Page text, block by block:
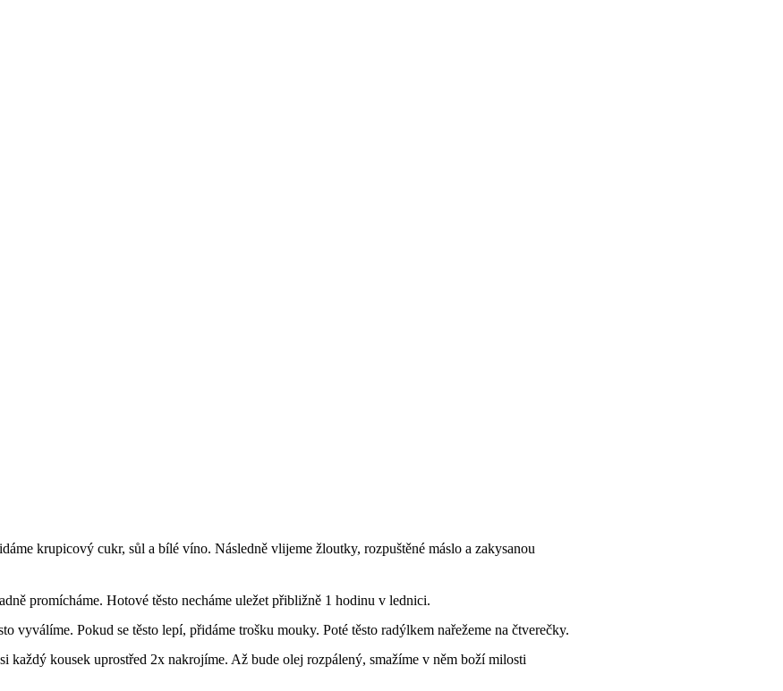
krupicový cukr, sůl a bílé víno. Následně vlijeme žloutky, rozpuštěné máslo a zakysanou
promícháme. Hotové těsto necháme uležet přibližně 1 hodinu v lednici.
vyválíme. Pokud se těsto lepí, přidáme trošku mouky. Poté těsto radýlkem nařežeme na čtverečky.
každý kousek uprostřed 2x nakrojíme. Až bude olej rozpálený, smažíme v něm boží milosti